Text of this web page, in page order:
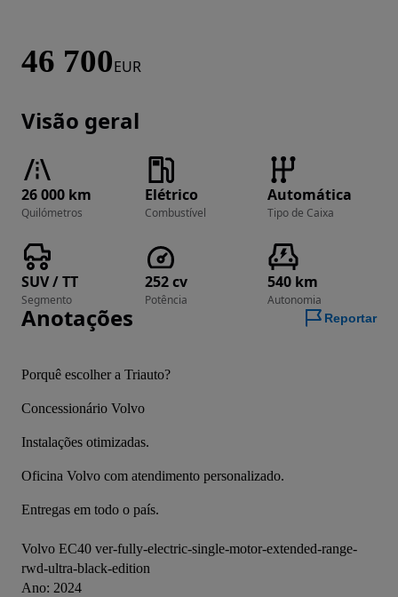
46 700EUR
Visão geral
26 000 km
Quilómetros
Elétrico
Combustível
Automática
Tipo de Caixa
SUV / TT
Segmento
252 cv
Potência
540 km
Autonomia
Anotações Reportar
Porquê escolher a Triauto?
Concessionário Volvo
Instalações otimizadas.
Oficina Volvo com atendimento personalizado.
Entregas em todo o país.
Volvo EC40 ver-fully-electric-single-motor-extended-range-
rwd-ultra-black-edition
Ano: 2024